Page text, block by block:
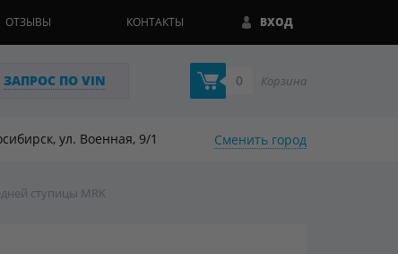
ВХОД
ОТЗЫВЫ КОНТАКТЫ
ЗАПРОС ПО VIN 0 Корзина
ул. Военная, 9/1 Сменить город
ступицы MRK